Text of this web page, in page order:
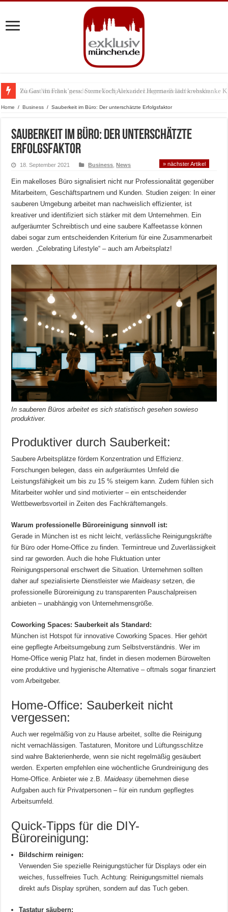
Zu Gast im Fränk’ness: Sternekoch Alexander Herrmann lädt krebskranke
Warum München gerade zum Treffpunkt der Lingerie-Branche wurde
Home / Business / Sauberkeit im Büro: Der unterschätzte Erfolgsfaktor
Sauberkeit im Büro: Der unterschätzte
Erfolgsfaktor
18. September 2021 Business ,News » nächster Artikel
Ein makelloses Büro signalisiert nicht nur Professionalität gegenüber
Mitarbeitern, Geschäftspartnern und Kunden. Studien zeigen: In einer
sauberen Umgebung arbeitet man nachweislich effizienter, ist
kreativer und identifiziert sich stärker mit dem Unternehmen. Ein
aufgeräumter Schreibtisch und eine saubere Kaffeetasse können
dabei sogar zum entscheidenden Kriterium für eine Zusammenarbeit
werden. „Celebrating Lifestyle“ – auch am Arbeitsplatz!
In sauberen Büros arbeitet es sich statistisch gesehen sowieso
produktiver.
Produktiver durch Sauberkeit:
Saubere Arbeitsplätze fördern Konzentration und Effizienz.
Forschungen belegen, dass ein aufgeräumtes Umfeld die
Leistungsfähigkeit um bis zu 15 % steigern kann. Zudem fühlen sich
Mitarbeiter wohler und sind motivierter – ein entscheidender
Wettbewerbsvorteil in Zeiten des Fachkräftemangels.
Warum professionelle Büroreinigung sinnvoll ist:
Gerade in München ist es nicht leicht, verlässliche Reinigungskräfte
für Büro oder Home-Office zu finden. Termintreue und Zuverlässigkeit
sind rar geworden. Auch die hohe Fluktuation unter
Reinigungspersonal erschwert die Situation. Unternehmen sollten
daher auf spezialisierte Dienstleister wieMaideasy setzen, die
professionelle Büroreinigung zu transparenten Pauschalpreisen
anbieten – unabhängig von Unternehmensgröße.
Coworking Spaces: Sauberkeit als Standard:
München ist Hotspot für innovative Coworking Spaces. Hier gehört
eine gepflegte Arbeitsumgebung zum Selbstverständnis. Wer im
Home-Office wenig Platz hat, findet in diesen modernen Bürowelten
eine produktive und hygienische Alternative – oftmals sogar finanziert
vom Arbeitgeber.
Home-Office: Sauberkeit nicht
vergessen:
Auch wer regelmäßig von zu Hause arbeitet, sollte die Reinigung
nicht vernachlässigen. Tastaturen, Monitore und Lüftungsschlitze
sind wahre Bakterienherde, wenn sie nicht regelmäßig gesäubert
werden. Experten empfehlen eine wöchentliche Grundreinigung des
Home-Office. Anbieter wie z.B.Maideasy übernehmen diese
Aufgaben auch für Privatpersonen – für ein rundum gepflegtes
Arbeitsumfeld.
Quick-Tipps für die DIY-
Büroreinigung:
Bildschirm reinigen:
Verwenden Sie spezielle Reinigungstücher für Displays oder ein
weiches, fusselfreies Tuch. Achtung: Reinigungsmittel niemals
direkt aufs Display sprühen, sondern auf das Tuch geben.
Tastatur säubern: